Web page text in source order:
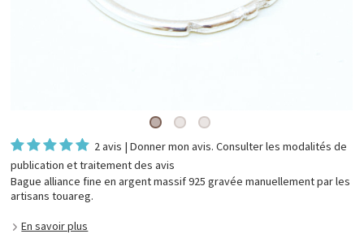
2 avis |Donner mon avis. Consulter lesmodalités de
publication et traitement des avis
Bague alliance fine en argent massif 925 gravée manuellement par les
artisans touareg.
En savoir plus